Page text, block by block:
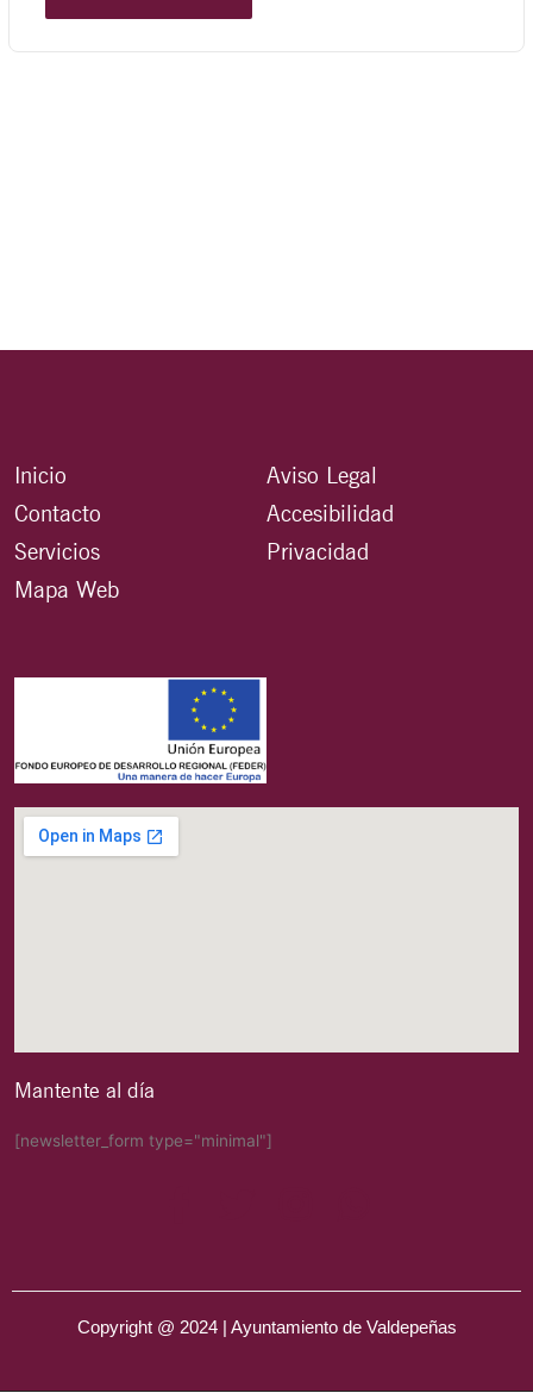
Inicio
Contacto
Servicios
Mapa Web
Aviso Legal
Accesibilidad
Privacidad
Mantente al día
[newsletter_form type="minimal"]
Copyright @ 2024 | Ayuntamiento de Valdepeñas